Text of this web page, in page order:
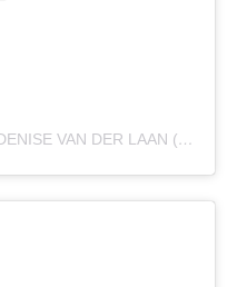
EEN BERICHT GEDEELD DOOR DENISE VAN DER LAAN (@DENISEVDLAANX)